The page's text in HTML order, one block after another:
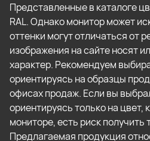
Представленные в каталоге
RAL. Однако монитор может
оттенки могут отличаться от
изображения на сайте носят
характер. Рекомендуем
ориентируясь на образцы
офисах продаж. Если вы
ориентируясь только на цвет,
мониторе, есть риск получить
Предлагаемая продукция